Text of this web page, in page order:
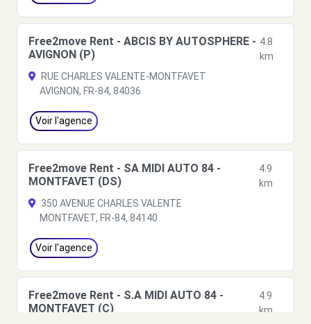
Free2move Rent - ABCIS BY AUTOSPHERE -
AVIGNON (P)
4.8
km
RUE CHARLES VALENTE-MONTFAVET
AVIGNON, FR-84, 84036
Voir l'agence
Free2move Rent - SA MIDI AUTO 84 -
MONTFAVET (DS)
4.9
km
350 AVENUE CHARLES VALENTE
MONTFAVET, FR-84, 84140
Voir l'agence
Free2move Rent - S.A MIDI AUTO 84 -
MONTFAVET (C)
4.9
km